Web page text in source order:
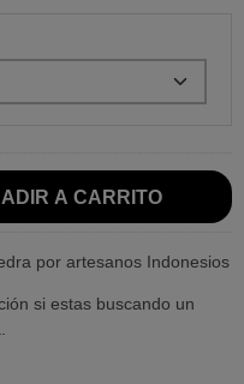
A CARRITO
por artesanos Indonesios
si estas buscando un